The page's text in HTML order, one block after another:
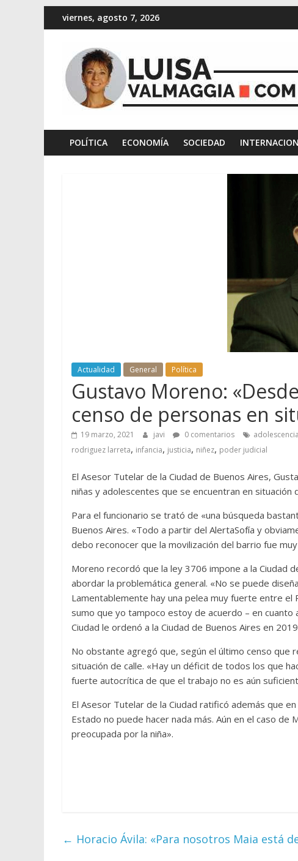
viernes, agosto 7, 2026
POLÍTICA ECONOMÍA SOCIEDAD
Actualidad General Política
Gustavo Moreno:
censo de personas en
19 marzo, 2021 javi 0 comentarios adolescencia
rodriguez larreta, infancia, justicia, niñez, poder judicial
El Asesor Tutelar de la Ciudad de Buenos Aires,
niñas y adolescentes que se encuentran en
Para el funcionario se trató de «una búsqueda
Buenos Aires. «Todo a partir del AlertaSofía y
debo reconocer que la movilización del barrio fue
Moreno recordó que la ley 3706 impone a la Ciudad
abordar la problemática general. «No se puede
Lamentablemente hay una pelea muy fuerte entre el
sumo que yo tampoco estoy de acuerdo – en cuanto
Ciudad le ordenó a la Ciudad de Buenos Aires en
No obstante agregó que, según el último censo que
situación de calle. «Hay un déficit de todos los que
fuerte autocrítica de que el trabajo no es aún
El Asesor Tutelar de la Ciudad ratificó además que
Estado no puede hacer nada más. Aún en el caso
preocupada por la niña».
← Horacio Ávila: «Para nosotros Maia está